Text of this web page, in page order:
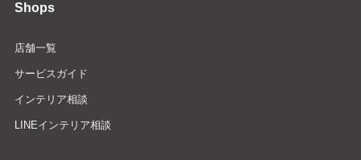
Shops
店舗一覧
サービスガイド
インテリア相談
LINEインテリア相談